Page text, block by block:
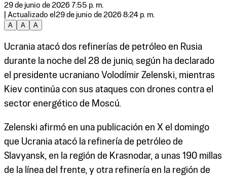
29 de junio de 2026 7:55 p. m.
| Actualizado el 29 de junio de 2026 8:24 p. m.
A
A A
Ucrania atacó dos refinerías de petróleo en Rusia
durante la noche del 28 de junio, según ha declarado
el presidente ucraniano Volodímir Zelenski, mientras
Kiev continúa con sus ataques con drones contra el
sector energético de Moscú.
Zelenski afirmó en una publicación en X el domingo
que Ucrania atacó la refinería de petróleo de
Slavyansk, en la región de Krasnodar, a unas 190 millas
de la línea del frente, y otra refinería en la región de